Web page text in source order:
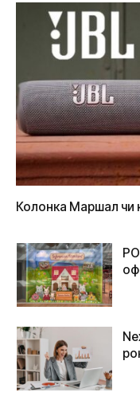
Колонка Маршал чи